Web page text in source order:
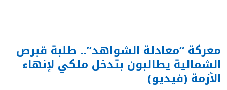
معركة “معادلة الشواهد”.. طلبة قبرص
الشمالية يطالبون بتدخل ملكي لإنهاء
الأزمة (فيديو)